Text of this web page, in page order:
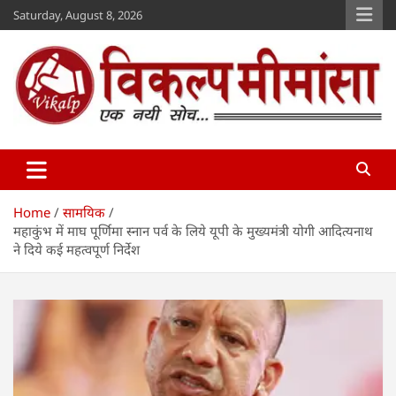
Skip
to
content
Saturday, August 8, 2026
Vikalp Mimansa
Home
सामयिक
महाकुंभ में माघ पूर्णिमा स्नान पर्व के लिये यूपी के मुख्यमंत्री योगी आदित्यनाथ
ने दिये कई महत्वपूर्ण निर्देश